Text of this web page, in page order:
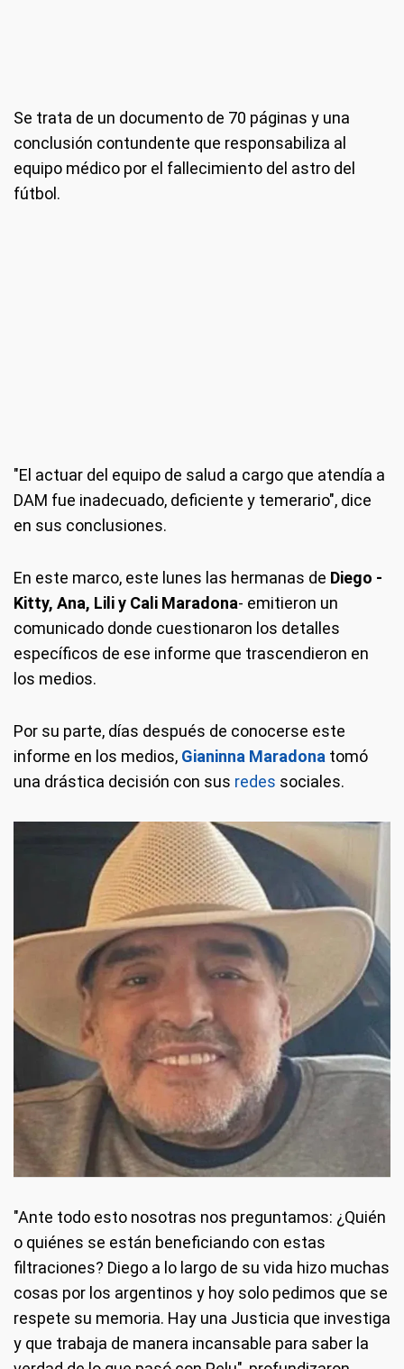
Se trata de un documento de 70 páginas y una
conclusión contundente que responsabiliza al
equipo médico por el fallecimiento del astro del
fútbol.
"El actuar del equipo de salud a cargo que atendía a
DAM fue inadecuado, deficiente y temerario", dice
en sus conclusiones.
En este marco, este lunes las hermanas de Diego -
Kitty, Ana, Lili y Cali Maradona- emitieron un
comunicado donde cuestionaron los detalles
específicos de ese informe que trascendieron en
los medios.
Por su parte, días después de conocerse este
informe en los medios, Gianinna Maradona tomó
una drástica decisión con sus redes sociales.
"Ante todo esto nosotras nos preguntamos: ¿Quién
o quiénes se están beneficiando con estas
filtraciones? Diego a lo largo de su vida hizo muchas
cosas por los argentinos y hoy solo pedimos que se
respete su memoria. Hay una Justicia que investiga
y que trabaja de manera incansable para saber la